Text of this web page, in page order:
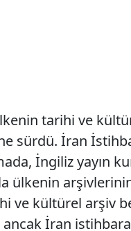
tarihi ve
sürdü. İran
İngiliz yayın
ülkenin
ve kültürel arşiv
İran